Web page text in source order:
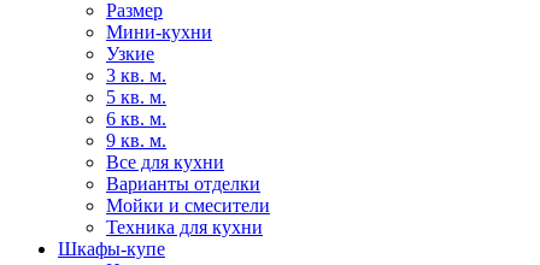
Размер
Мини-кухни
Узкие
3 кв. м.
5 кв. м.
6 кв. м.
9 кв. м.
Все для кухни
Варианты отделки
Мойки и смесители
Техника для кухни
Шкафы-купе